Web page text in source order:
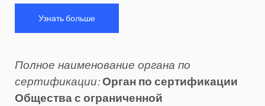
Узнать больше
Полное наименование органа по
сертификации: Орган по сертификации
Общества с ограниченной